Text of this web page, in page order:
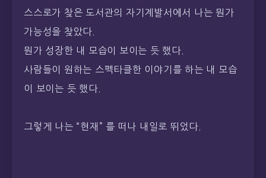
스스로가 찾은 도서관의 자기계발서에서 나는 뭔가
가능성을 찾았다.
뭔가 성장한 내 모습이 보이는 듯 했다.
사람들이 원하는 스펙타클한 이야기를 하는 내 모습
이 보이는 듯 했다.
그렇게 나는 “현재” 를 떠나 내일로 뛰었다.